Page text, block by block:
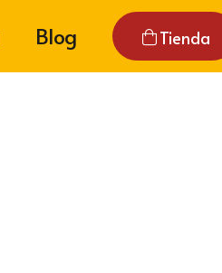
Blog Tienda